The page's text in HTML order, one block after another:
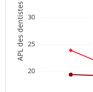
APL des dentistes
20
25
30